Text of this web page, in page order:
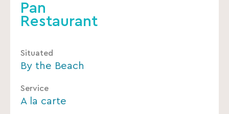
Pan
Restaurant
Situated
By the Beach
Service
A la carte